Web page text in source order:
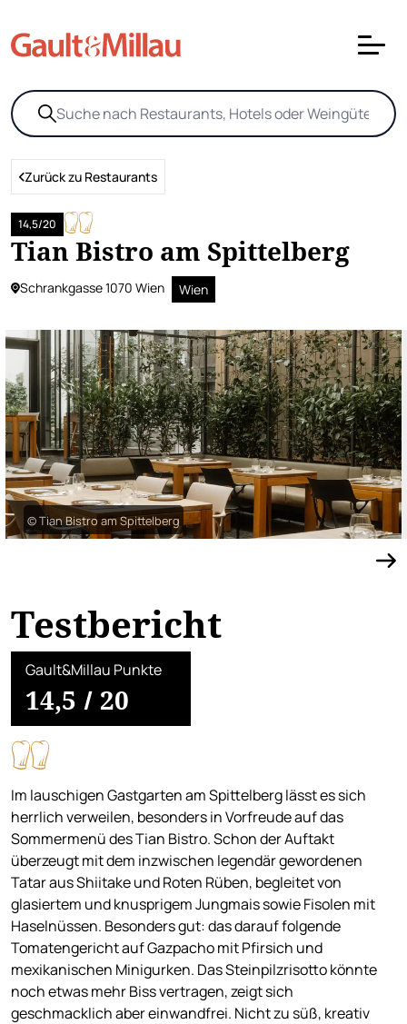
Zurück zu Restaurants
Tian Bistro am Spittelberg
14,5/20
Schrankgasse 1070 Wien Wien
© Tian Bistro am Spittelberg
Testbericht
Gault&Millau Punkte
14,5 / 20
Im lauschigen Gastgarten am Spittelberg lässt es sich
herrlich verweilen, besonders in Vorfreude auf das
Sommermenü des Tian Bistro. Schon der Auftakt
überzeugt mit dem inzwischen legendär gewordenen
Tatar aus Shiitake und Roten Rüben, begleitet von
glasiertem und knusprigem Jungmais sowie Fisolen mit
Haselnüssen. Besonders gut: das darauf folgende
Tomatengericht auf Gazpacho mit Pfirsich und
mexikanischen Minigurken. Das Steinpilzrisotto könnte
noch etwas mehr Biss vertragen, zeigt sich
geschmacklich aber einwandfrei. Nicht zu süß, kreativ